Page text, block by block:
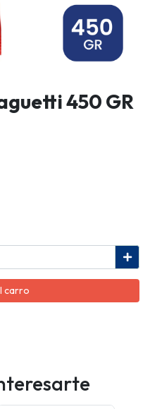
450 GR
carro